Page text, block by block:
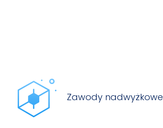
Zawody nadwyżkowe